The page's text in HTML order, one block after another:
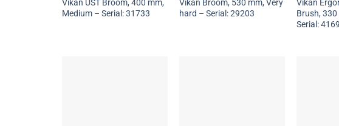
Vikan UST Broom, 400 mm,
Medium – Serial: 31733
Vikan Broom, 530 mm, Very
hard – Serial: 29203
Vikan
Brush,
Serial: